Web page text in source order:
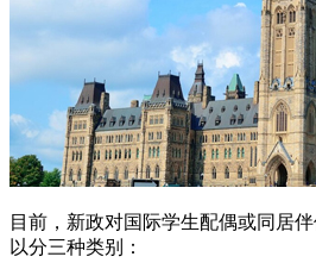
目前，新政对国际学生配偶或同居
以分三种类别：